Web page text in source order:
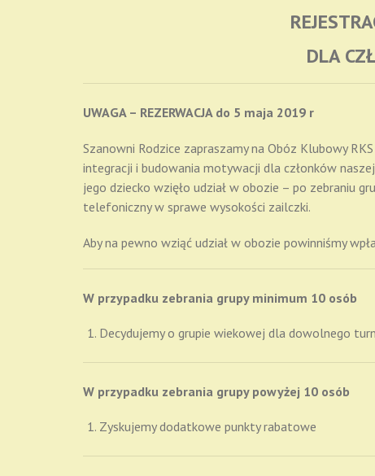
DLA
UWAGA – REZERWACJA do 5 maja 2019 r
Szanowni Rodzice zapraszamy na Obóz Klubowy
integracji i budowania motywacji dla członków
jego dziecko wzięło udział w obozie – po zebraniu
telefoniczny w sprawe wysokości zailczki.
Aby na pewno wziąć udział w obozie powinniśmy
W przypadku zebrania grupy minimum 10 osób
Decydujemy o grupie wiekowej dla dowolnego
W przypadku zebrania grupy powyżej 10 osób
Zyskujemy dodatkowe punkty rabatowe